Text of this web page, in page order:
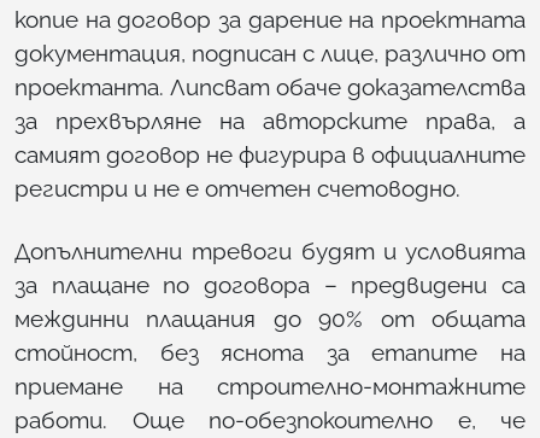
копие на договор за дарение на проектната
документация, подписан с лице, различно от
проектанта. Липсват обаче доказателства
за прехвърляне на авторските права, а
самият договор не фигурира в официалните
регистри и не е отчетен счетоводно.
Допълнителни тревоги будят и условията
за плащане по договора – предвидени са
междинни плащания до 90% от общата
стойност, без яснота за етапите на
приемане на строително-монтажните
работи. Още по-обезпокоително е, че